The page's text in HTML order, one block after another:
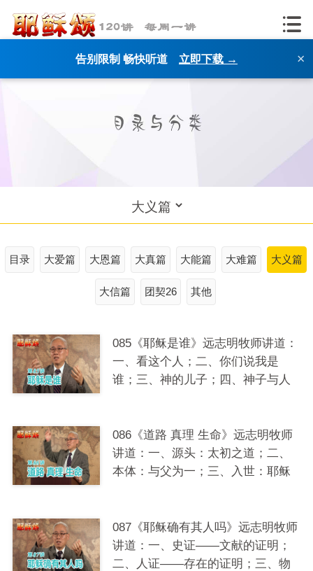
告别限制 畅快听道 立即下载 → ×
目录 大爱篇 大恩篇 大真篇 大能篇 大难篇 大义篇
大信篇 团契26 其他
085《耶稣是谁》远志明牧师讲道：
一、看这个人；二、你们说我是
谁；三、神的儿子；四、神子与人
086《道路 真理 生命》远志明牧师
讲道：一、源头：太初之道；二、
本体：与父为一；三、入世：耶稣
087《耶稣确有其人吗》远志明牧师
讲道：一、史证——文献的证明；
二、人证——存在的证明；三、物